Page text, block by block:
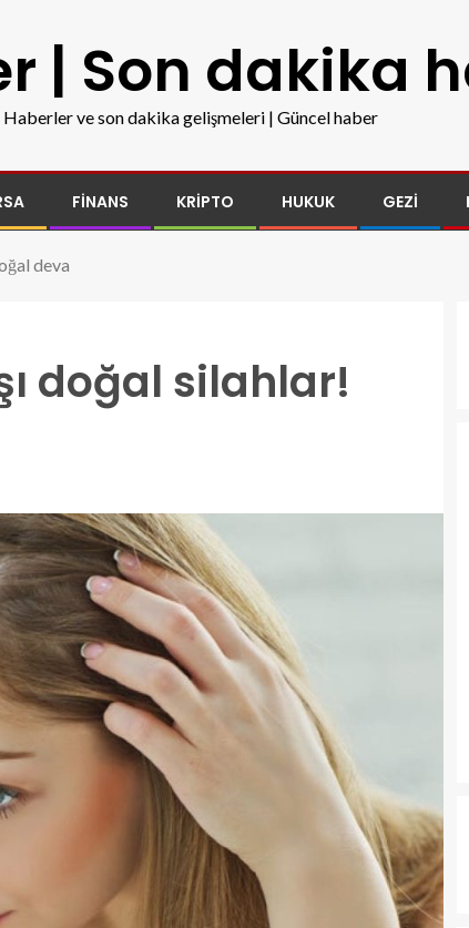
| Son dakika
Haberler ve son dakika gelişmeleri | Güncel haber
FINANS KRIPTO HUKUK GEZI
deva
doğal silahlar!